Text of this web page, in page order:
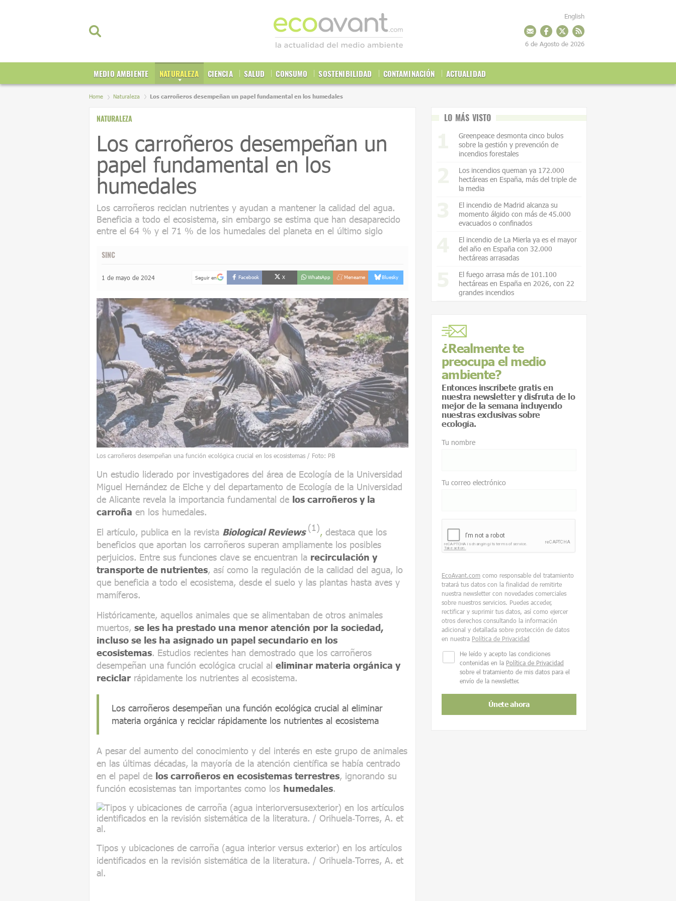
MEDIO AMBIENTE NATURALEZA CIENCIA SALUD CONSUMO SOSTENIBILIDAD CONTAMINACIÓN ACTUALIDAD
English
6 de Agosto de 2026
Home Naturaleza Los carroñeros desempeñan un papel fundamental en los humedales
NATURALEZA
Los carroñeros desempeñan un
papel fundamental en los
humedales
Los carroñeros reciclan nutrientes y ayudan a mantener la calidad del agua.
Beneficia a todo el ecosistema, sin embargo se estima que han desaparecido
entre el 64 % y el 71 % de los humedales del planeta en el último siglo
SINC
1 de mayo de 2024 Seguir en Facebook X WhatsApp Meneame Bluesky
Los carroñeros desempeñan una función ecológica crucial en los ecosistemas / Foto: PB
Un estudio liderado por investigadores del área de Ecología de la Universidad
Miguel Hernández de Elche y del departamento de Ecología de la Universidad
de Alicante revela la importancia fundamental de los carroñeros y la
carroña en los humedales.
El artículo, publica en la revista Biological Reviews(1), destaca que los
beneficios que aportan los carroñeros superan ampliamente los posibles
perjuicios. Entre sus funciones clave se encuentran la recirculación y
transporte de nutrientes, así como la regulación de la calidad del agua, lo
que beneficia a todo el ecosistema, desde el suelo y las plantas hasta aves y
mamíferos.
Históricamente, aquellos animales que se alimentaban de otros animales
muertos, se les ha prestado una menor atención por la sociedad,
incluso se les ha asignado un papel secundario en los
ecosistemas. Estudios recientes han demostrado que los carroñeros
desempeñan una función ecológica crucial al eliminar materia orgánica y
reciclar rápidamente los nutrientes al ecosistema.
Los carroñeros desempeñan una función ecológica crucial al eliminar
materia orgánica y reciclar rápidamente los nutrientes al ecosistema
A pesar del aumento del conocimiento y del interés en este grupo de animales
en las últimas décadas, la mayoría de la atención científica se había centrado
en el papel de los carroñeros en ecosistemas terrestres, ignorando su
función ecosistemas tan importantes como los humedales.
Tipos y ubicaciones de carroña (agua interior versus exterior) en los artículos
identificados en la revisión sistemática de la literatura. / Orihuela‐Torres, A. et
al.
LO MÁS VISTO
Greenpeace desmonta cinco bulos
sobre la gestión y prevención de
incendios forestales
Los incendios queman ya 172.000
hectáreas en España, más del triple de
la media
El incendio de Madrid alcanza su
momento álgido con más de 45.000
evacuados o confinados
El incendio de La Mierla ya es el mayor
del año en España con 32.000
hectáreas arrasadas
El fuego arrasa más de 101.100
hectáreas en España en 2026, con 22
grandes incendios
¿Realmente te
preocupa el medio
ambiente?
Entonces inscríbete gratis en
nuestra newsletter y disfruta de lo
mejor de la semana incluyendo
nuestras exclusivas sobre
ecología.
Tu nombre
Tu correo electrónico
EcoAvant.com como responsable del tratamiento
tratará tus datos con la finalidad de remitirte
nuestra newsletter con novedades comerciales
sobre nuestros servicios. Puedes acceder,
rectificar y suprimir tus datos, así como ejercer
otros derechos consultando la información
adicional y detallada sobre protección de datos
en nuestra Política de Privacidad
He leído y acepto las condiciones
contenidas en la Política de Privacidad
sobre el tratamiento de mis datos para el
envío de la newsletter.